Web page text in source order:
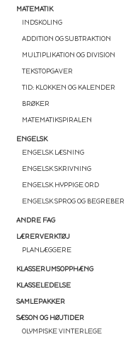
MATEMATIK
INDSKOLING
ADDITION OG SUBTRAKTION
MULTIPLIKATION OG DIVISION
TEKSTOPGAVER
TID: KLOKKEN OG KALENDER
BRØKER
MATEMATIKSPIRALEN
ENGELSK
ENGELSK LÆSNING
ENGELSK SKRIVNING
ENGELSK HYPPIGE ORD
ENGELSK SPROG OG BEGREBER
ANDRE FAG
LÆRERVERKTØJ
PLANLÆGGERE
KLASSERUMSOPPHÆNG
KLASSELEDELSE
SAMLEPAKKER
SÆSON OG HØJTIDER
OLYMPISKE VINTERLEGE